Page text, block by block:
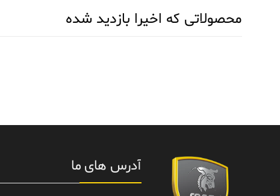
محصولاتی که اخیرا بازدید شده
آدرس های ما